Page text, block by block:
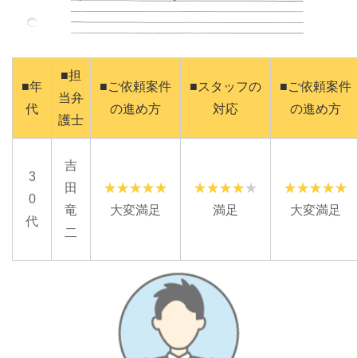
■年
代
■担
当弁
護士
■ご依頼案件
の進め方
■スタッフの
対応
■ご依頼案件
の進め方
3
0
代
吉
田
竜
二
大変満足 満足 大変満足